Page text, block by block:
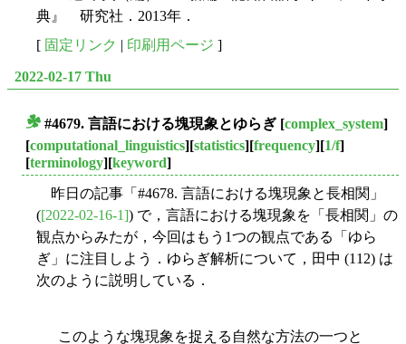
典』 研究社．2013年．
[ 固定リンク | 印刷用ページ ]
2022-02-17 Thu
#4679. 言語における塊現象とゆらぎ [complex_system]
[computational_linguistics][statistics][frequency][1/f]
[terminology][keyword]
昨日の記事「#4678. 言語における塊現象と長相関」
([2022-02-16-1]) で，言語における塊現象を「長相関」の
観点からみたが，今回はもう1つの観点である「ゆら
ぎ」に注目しよう．ゆらぎ解析について，田中 (112) は
次のように説明している．
このような塊現象を捉える自然な方法の一つと